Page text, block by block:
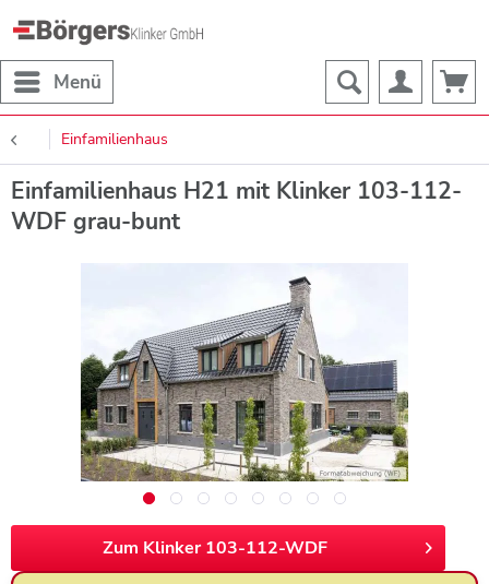
Menü
Einfamilienhaus
Einfamilienhaus H21 mit Klinker 103-112-
WDF grau-bunt
Zum Klinker 103-112-WDF